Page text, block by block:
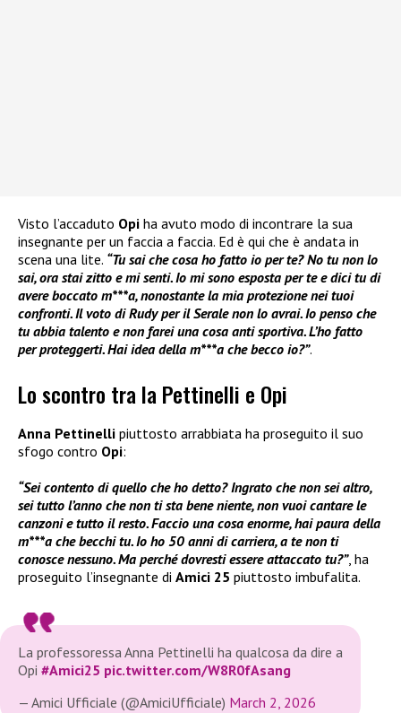
Visto l’accaduto Opi ha avuto modo di incontrare la sua
insegnante per un faccia a faccia. Ed è qui che è andata in
scena una lite. “Tu sai che cosa ho fatto io per te? No tu non lo
sai, ora stai zitto e mi senti. Io mi sono esposta per te e dici tu di
avere boccato m***a, nonostante la mia protezione nei tuoi
confronti. Il voto di Rudy per il Serale non lo avrai. Io penso che
tu abbia talento e non farei una cosa anti sportiva. L’ho fatto
per proteggerti. Hai idea della m***a che becco io?”.
Lo scontro tra la Pettinelli e Opi
Anna Pettinelli piuttosto arrabbiata ha proseguito il suo
sfogo contro Opi:
“Sei contento di quello che ho detto? Ingrato che non sei altro,
sei tutto l’anno che non ti sta bene niente, non vuoi cantare le
canzoni e tutto il resto. Faccio una cosa enorme, hai paura della
m***a che becchi tu. Io ho 50 anni di carriera, a te non ti
conosce nessuno. Ma perché dovresti essere attaccato tu?”, ha
proseguito l’insegnante di Amici 25 piuttosto imbufalita.
La professoressa Anna Pettinelli ha qualcosa da dire a
Opi #Amici25 pic.twitter.com/W8R0fAsang
— Amici Ufficiale (@AmiciUfficiale) March 2, 2026